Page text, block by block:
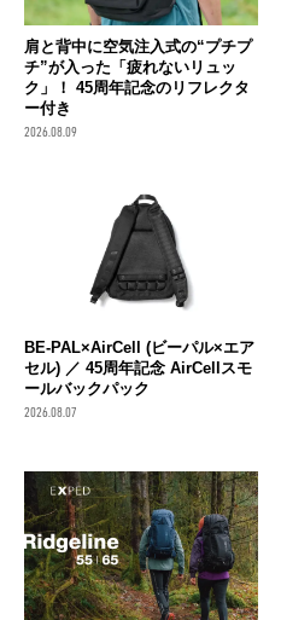
肩と背中に空気注入式の“プチプ
チ”が入った「疲れないリュッ
ク」！ 45周年記念のリフレクタ
ー付き
2026.08.09
BE-PAL×AirCell (ビーパル×エア
セル) ／ 45周年記念 AirCellスモ
ールバックパック
2026.08.07